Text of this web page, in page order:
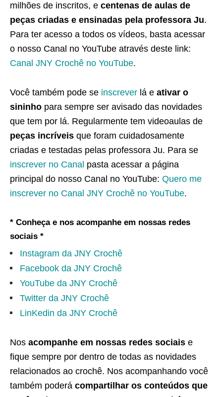
milhões de inscritos, e centenas de aulas de
peças criadas e ensinadas pela professora Ju.
Para ter acesso a todos os vídeos, basta acessar
o nosso Canal no YouTube através deste link:
Canal JNY Crochê no YouTube.
Você também pode se inscrever lá e ativar o
sininho para sempre ser avisado das novidades
que tem por lá. Regularmente tem videoaulas de
peças incríveis que foram cuidadosamente
criadas e testadas pelas professora Ju. Para se
inscrever no Canal pasta acessar a página
principal do nosso Canal no YouTube: Quero me
inscrever no Canal JNY Crochê no YouTube.
* Conheça e nos acompanhe em nossas redes
sociais *
Instagram da JNY Crochê
Facebook da JNY Crochê
YouTube da JNY Crochê
Twitter da JNY Crochê
LinKedin da JNY Crochê
Nos acompanhe em nossas redes sociais e
fique sempre por dentro de todas as novidades
relacionados ao crochê. Nos acompanhando você
também poderá compartilhar os conteúdos que